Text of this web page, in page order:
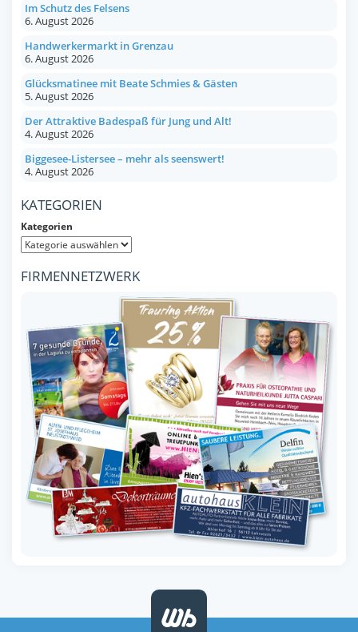
Im Schutz des Felsens
6. August 2026
Handwerkermarkt in Grenzau
6. August 2026
Glücksmatinee mit Beate Schmies & Gästen
5. August 2026
Der Attraktive Badespaß für Jung und Alt!
4. August 2026
Biggesee-Listersee – mehr als seenswert!
4. August 2026
KATEGORIEN
Kategorien
FIRMENNETZWERK